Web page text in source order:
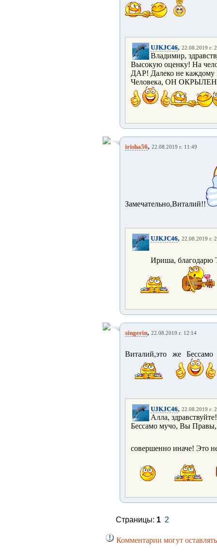
UJKJC46, 22.08.2019 г.
Владимир,
Высокую оценку! На
ДАР! Далеко не
Человека, ОН
irisha56, 22.08.2019 г. 11:49
Замечательно,Виталий!!
UJKJC46, 22.08.2019 г.
Ириша, благодарю
singerin, 22.08.2019 г. 12:14
Виталий,это же
UJKJC46, 22.08.2019 г.
Алла,
Бессамо мучо, Вы Правы,
совершенно иначе! Это
Страницы: 1 2
Комментарии могут